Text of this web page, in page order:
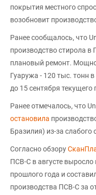
покрытия местного
возобновит
Ранее сообщалось, что
производство стирола в
плановый ремонт.
Гуаружа - 120 тыс. тонн
до 15 сентября текущего
Ранее отмечалось, что
остановила
Бразилия) из-за слабого
Согласно обзору
ПСВ-С в августе выросло
прошлого года и
производства ПСВ-С за